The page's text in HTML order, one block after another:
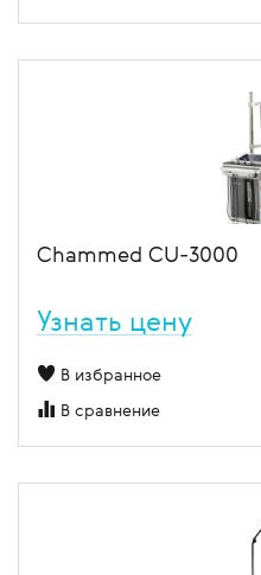
Chammed CU-3000
Узнать цену
В избранное
В сравнение